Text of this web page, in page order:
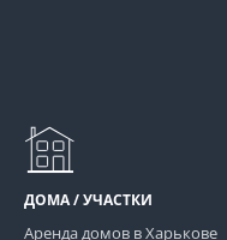
ДОМА / УЧАСТКИ
Аренда домов в Харькове